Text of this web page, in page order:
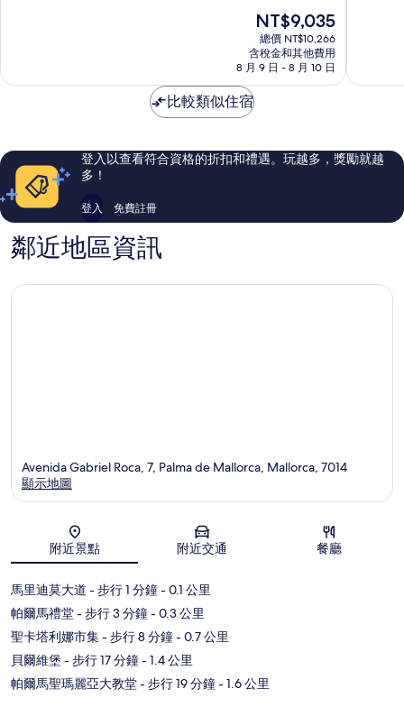
瑪
棒
評
論
現
在
價
格
為
NT$9,035
總價 NT$10,266
含稅金和其他費用
8 月 9 日 - 8 月 10 日
塔
棒
評
論
比較類似住宿
登入以查看符合資格的折扣和禮遇。玩越多，獎勵就越
多！
登入 免費註冊
鄰近地區資訊
地圖
Avenida Gabriel Roca, 7, Palma de Mallorca, Mallorca, 7014
顯示地圖
附近景點 附近交通 餐廳
馬里迪莫大道 - 步行 1 分鐘- 0.1 公里
帕爾馬禮堂- 步行 3 分鐘- 0.3 公里
聖卡塔利娜市集- 步行 8 分鐘- 0.7 公里
貝爾維堡 - 步行 17 分鐘- 1.4 公里
帕爾馬聖瑪麗亞大教堂- 步行 19 分鐘- 1.6 公里